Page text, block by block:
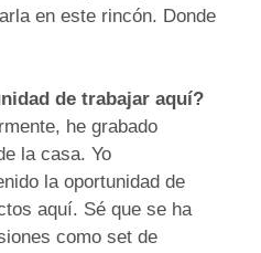
en este rincón. Donde
de trabajar aquí?
he grabado
la casa. Yo
la oportunidad de
aquí. Sé que se ha
como set de